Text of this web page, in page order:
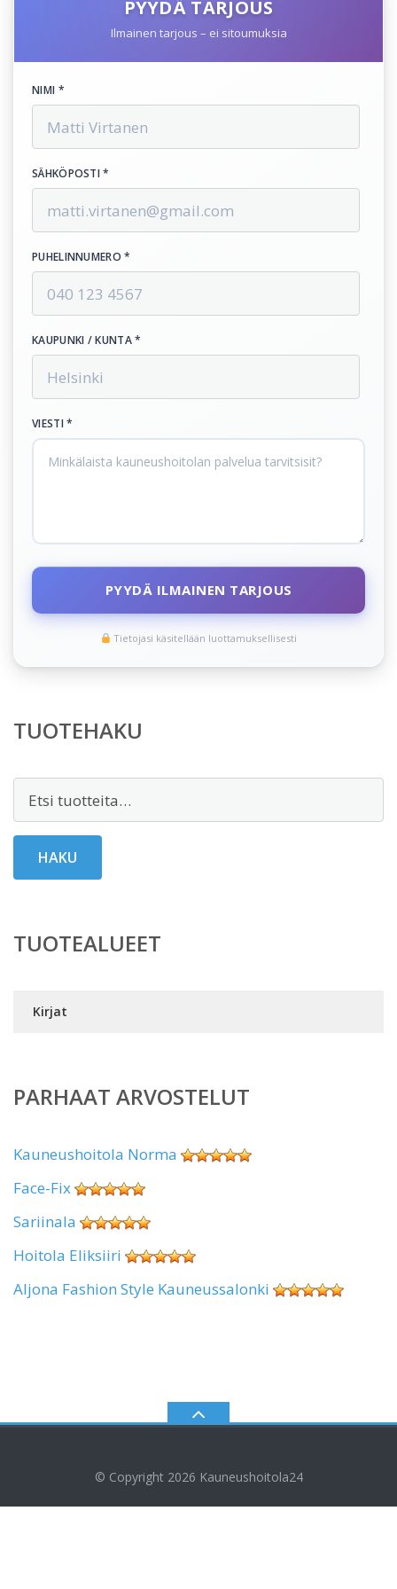
PYYDÄ TARJOUS
Ilmainen tarjous – ei sitoumuksia
NIMI *
SÄHKÖPOSTI *
PUHELINNUMERO *
KAUPUNKI / KUNTA *
VIESTI *
PYYDÄ ILMAINEN TARJOUS
Tietojasi käsitellään luottamuksellisesti
TUOTEHAKU
HAKU
TUOTEALUEET
Kirjat
PARHAAT ARVOSTELUT
Kauneushoitola Norma
Face-Fix
Sariinala
Hoitola Eliksiiri
Aljona Fashion Style Kauneussalonki
© Copyright 2026 Kauneushoitola24